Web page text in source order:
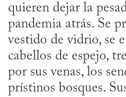
quieren dejar la
pandemia atrás. Se
vestido de vidrio, se
cabellos de espejo,
por sus venas, los
prístinos bosques.